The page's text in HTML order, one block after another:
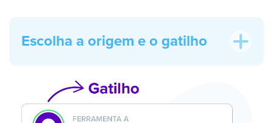
Escolha a origem e o gatilho